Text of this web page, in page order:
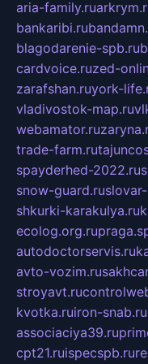
aria-family.ru
bankaribi.ru
blagodarenie-spb.ru
cardvoice.ruzed-
zarafshan.ruyork-
vladivostok-map.ru
webamator.ru
trade-farm.ru
spayderhed-2022.ru
snow-guard.ru
shkurki-karakulya.ru
ecolog.org.ru
autodoctorservis.ru
avto-vozim.ru
stroyavt.ru
kvotka.ruiron-snab.ru
associaciya39.ru
cpt21.ruispecspb.ru